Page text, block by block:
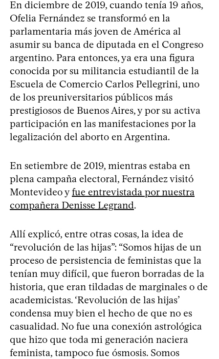
En diciembre de 2019, cuando tenía 19 años,
Ofelia Fernández se transformó en la
parlamentaria más joven de América al
asumir su banca de diputada en el Congreso
argentino. Para entonces, ya era una figura
conocida por su militancia estudiantil de la
Escuela de Comercio Carlos Pellegrini, uno
de los preuniversitarios públicos más
prestigiosos de Buenos Aires, y por su activa
participación en las manifestaciones por la
legalización del aborto en Argentina.
En setiembre de 2019, mientras estaba en
plena campaña electoral, Fernández visitó
Montevideo yfue entrevistada por nuestra
compañera Denisse Legrand.
Allí explicó, entre otras cosas, la idea de
“revolución de las hijas”: “Somos hijas de un
proceso de persistencia de feministas que la
tenían muy difícil, que fueron borradas de la
historia, que eran tildadas de marginales o de
academicistas. ‘Revolución de las hijas’
condensa muy bien el hecho de que no es
casualidad. No fue una conexión astrológica
que hizo que toda mi generación naciera
feminista, tampoco fue ósmosis. Somos